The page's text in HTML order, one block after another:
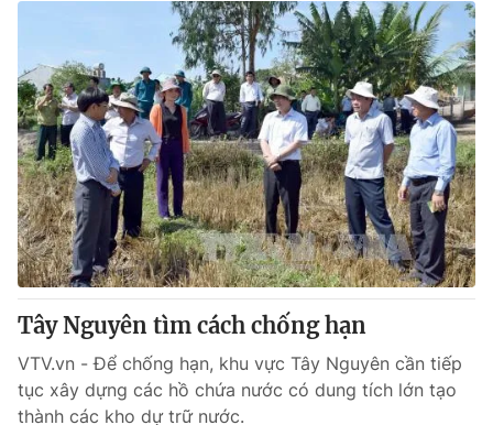
Tây Nguyên tìm cách chống hạn
VTV.vn - Để chống hạn, khu vực Tây Nguyên cần tiếp
tục xây dựng các hồ chứa nước có dung tích lớn tạo
thành các kho dự trữ nước.